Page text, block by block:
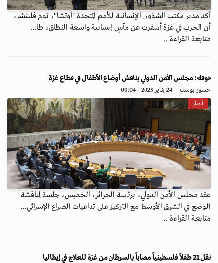
أكد مدير مكتب الشؤون الإنسانية للأمم المتحدة "أوتشا"، توم فليتشر،
أن الحرب في غزة أسفرت عن مآسٍ إنسانية واسعة النطاق، طا...
متابعة القراءة ...
«وفا»: مجلس الأمن الدولي يناقش أوضاع الأطفال في قطاع غزة
جسور بوست 24 يناير 2025 - 09:04
أخبار
عقد مجلس الأمن الدولي، برئاسة الجزائر، الخميس، جلسة لمناقشة
الوضع في الشرق الأوسط مع التركيز على تداعيات الصراع الإسرائي...
متابعة القراءة ...
نقل 21 طفلاً فلسطينياً مصاباً بالسرطان من غزة للعلاج في إيطاليا